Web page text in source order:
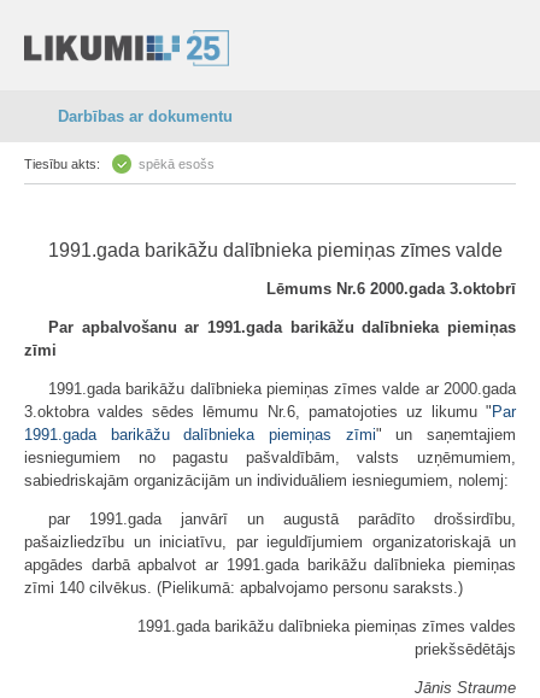
Darbības ar dokumentu
Tiesību akts: spēkā esošs
1991.gada barikāžu dalībnieka piemiņas zīmes valde
Lēmums Nr.6 2000.gada 3.oktobrī
Par apbalvošanu ar 1991.gada barikāžu dalībnieka piemiņas
zīmi
1991.gada barikāžu dalībnieka piemiņas zīmes valde ar 2000.gada
3.oktobra valdes sēdes lēmumu Nr.6, pamatojoties uz likumu " Par
1991.gada barikāžu dalībnieka piemiņas zīmi" un saņemtajiem
iesniegumiem no pagastu pašvaldībām, valsts uzņēmumiem,
sabiedriskajām organizācijām un individuāliem iesniegumiem, nolemj:
par 1991.gada janvārī un augustā parādīto drošsirdību,
pašaizliedzību un iniciatīvu, par ieguldījumiem organizatoriskajā un
apgādes darbā apbalvot ar 1991.gada barikāžu dalībnieka piemiņas
zīmi 140 cilvēkus. (Pielikumā: apbalvojamo personu saraksts.)
1991.gada barikāžu dalībnieka piemiņas zīmes valdes
priekšsēdētājs
Jānis Straume